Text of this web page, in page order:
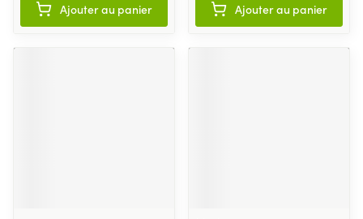
Ajouter au panier Ajouter au panier